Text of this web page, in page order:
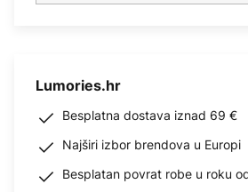
Lumories.hr
Besplatna dostava iznad 69 €
Najširi izbor brendova u Europi
Besplatan povrat robe u roku